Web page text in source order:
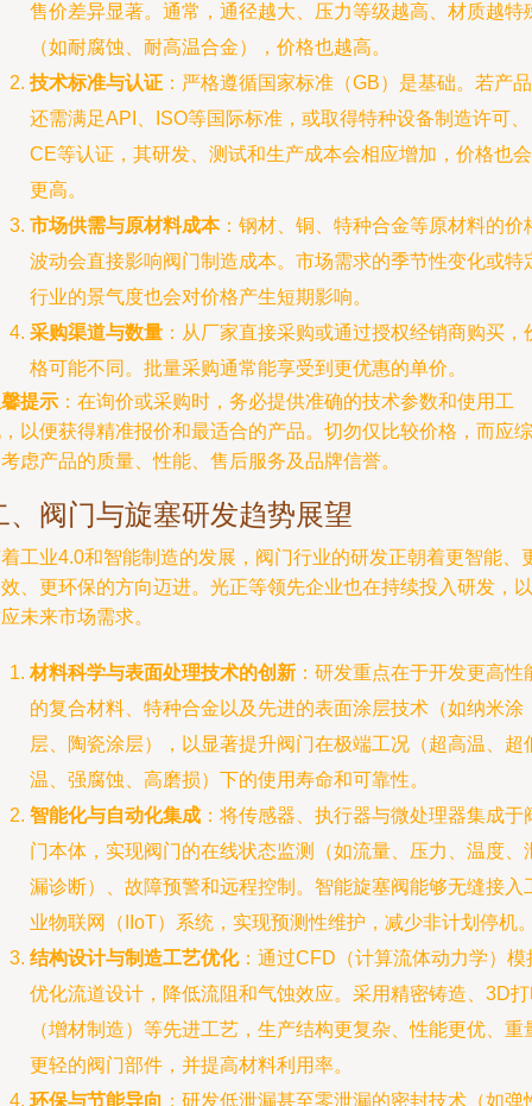
售价差异显著。通常，通径越大、压力等级越高、材质越特
（如耐腐蚀、耐高温合金），价格也越高。
技术标准与认证 ：严格遵循国家标准（GB）是基础。若产品
还需满足API、ISO等国际标准，或取得特种设备制造许可、
CE等认证，其研发、测试和生产成本会相应增加，价格也会
更高。
市场供需与原材料成本：钢材、铜、特种合金等原材料的价
波动会直接影响阀门制造成本。市场需求的季节性变化或特
行业的景气度也会对价格产生短期影响。
采购渠道与数量 ：从厂家直接采购或通过授权经销商购买，
格可能不同。批量采购通常能享受到更优惠的单价。
提示 ：在询价或采购时，务必提供准确的技术参数和使用工
以便获得精准报价和最适合的产品。切勿仅比较价格，而应综
虑产品的质量、性能、售后服务及品牌信誉。
、阀门与旋塞研发趋势展望
工业4.0和智能制造的发展，阀门行业的研发正朝着更智能、
、更环保的方向迈进。光正等领先企业也在持续投入研发，以
未来市场需求。
材料科学与表面处理技术的创新 ：研发重点在于开发更高性
的复合材料、特种合金以及先进的表面涂层技术（如纳米涂
层、陶瓷涂层），以显著提升阀门在极端工况（超高温、超
温、强腐蚀、高磨损）下的使用寿命和可靠性。
智能化与自动化集成 ：将传感器、执行器与微处理器集成于
门本体，实现阀门的在线状态监测（如流量、压力、温度、
漏诊断）、故障预警和远程控制。智能旋塞阀能够无缝接入
业物联网（IIoT）系统，实现预测性维护，减少非计划停机
结构设计与制造工艺优化：通过CFD（计算流体动力学）模
优化流道设计，降低流阻和气蚀效应。采用精密铸造、3D
（增材制造）等先进工艺，生产结构更复杂、性能更优、重
更轻的阀门部件，并提高材料利用率。
环保与节能导向 ：研发低泄漏甚至零泄漏的密封技术（如弹